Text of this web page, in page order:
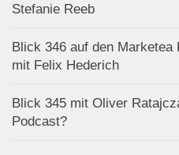
Stefanie Reeb
Blick 346 auf den
mit Felix Hederich
Blick 345 mit Oliver
Podcast?